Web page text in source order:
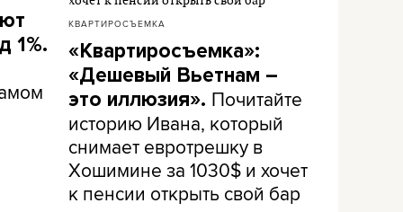
1%.
КВАРТИРОСЪЕМКА
«Квартиросъемка»:
«Дешевый Вьетнам –
это иллюзия». Почитайте
историю Ивана, который
снимает евротрешку в
Хошимине за 1030$ и хочет
к пенсии открыть свой бар